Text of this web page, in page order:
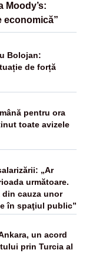
Moody’s:
economică”
Bolojan:
de forță
pentru ora
toate avizele
„Ar
următoare.
din cauza unor
în spaţiul public”
un acord
prin Turcia al